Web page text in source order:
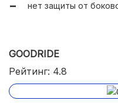
нет защиты от
GOODRIDE
Рейтинг: 4.8